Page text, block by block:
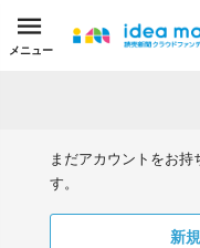
メニュー
まだアカウントをお
す。
新